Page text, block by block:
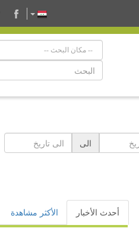
الى
أحدث الأخبار الأكثر مشاهدة